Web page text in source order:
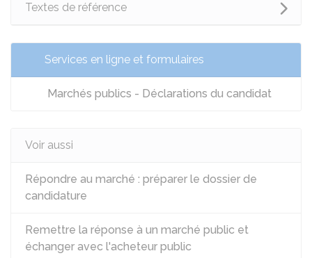
Textes de référence
Services en ligne et formulaires
Marchés publics - Déclarations du candidat
Voir aussi
Répondre au marché : préparer le dossier de
candidature
Remettre la réponse à un marché public et
échanger avec l'acheteur public